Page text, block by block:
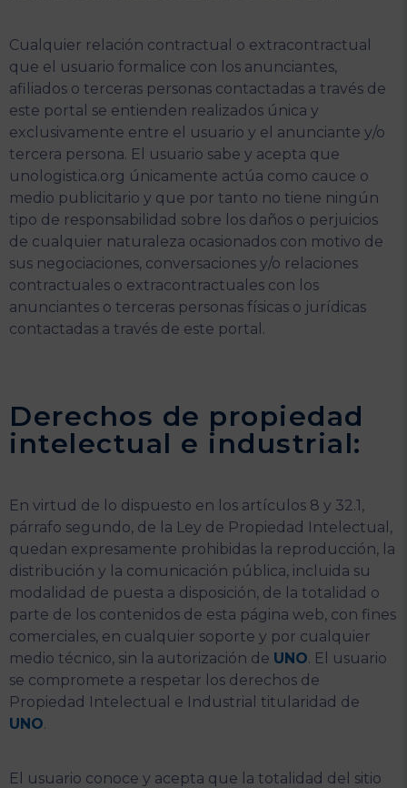
Cualquier relación contractual o extracontractual
que el usuario formalice con los anunciantes,
afiliados o terceras personas contactadas a través de
este portal se entienden realizados única y
exclusivamente entre el usuario y el anunciante y/o
tercera persona. El usuario sabe y acepta que
unologistica.org únicamente actúa como cauce o
medio publicitario y que por tanto no tiene ningún
tipo de responsabilidad sobre los daños o perjuicios
de cualquier naturaleza ocasionados con motivo de
sus negociaciones, conversaciones y/o relaciones
contractuales o extracontractuales con los
anunciantes o terceras personas físicas o jurídicas
contactadas a través de este portal.
Derechos de propiedad
intelectual e industrial:
En virtud de lo dispuesto en los artículos 8 y 32.1,
párrafo segundo, de la Ley de Propiedad Intelectual,
quedan expresamente prohibidas la reproducción, la
distribución y la comunicación pública, incluida su
modalidad de puesta a disposición, de la totalidad o
parte de los contenidos de esta página web, con fines
comerciales, en cualquier soporte y por cualquier
medio técnico, sin la autorización de UNO. El usuario
se compromete a respetar los derechos de
Propiedad Intelectual e Industrial titularidad de
UNO.
El usuario conoce y acepta que la totalidad del sitio